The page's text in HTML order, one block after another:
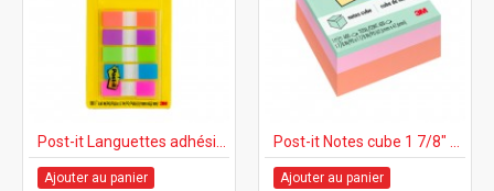
Ajouter au panier Ajouter au panier